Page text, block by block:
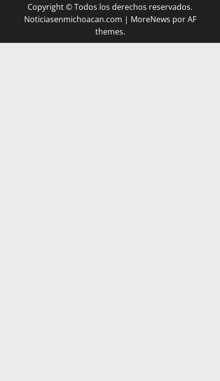
Copyright © Todos los derechos reservados.
Noticiasenmichoacan.com | MoreNews por AF
themes.